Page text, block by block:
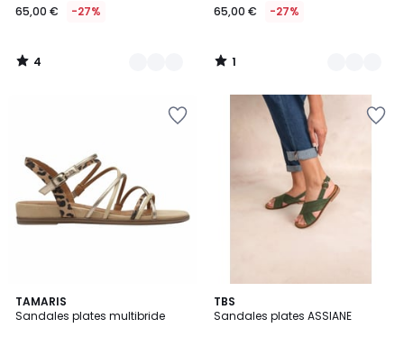
65,00 € -27%
4
/
65,00 € -27%
1
/
TAMARIS
Sandales plates multibride
4,5
/ 5
2
Couleurs
TBS
Sandales plates ASSIANE
3
Couleurs